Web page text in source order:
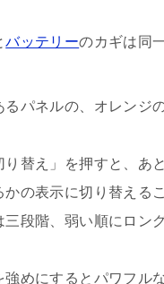
バッテリーのカギは同
るパネルの、オレンジ
り替え」を押すと、あ
かの表示に切り替える
三段階、弱い順にロン
強めにするとパワフル